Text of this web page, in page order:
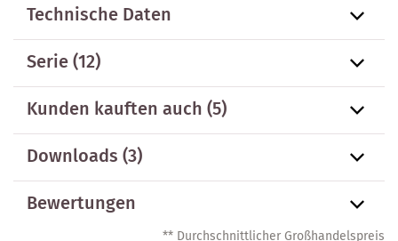
Technische Daten
Serie(12)
Kunden kauften auch(5)
Downloads (3)
Bewertungen
** Durchschnittlicher Großhandelspreis